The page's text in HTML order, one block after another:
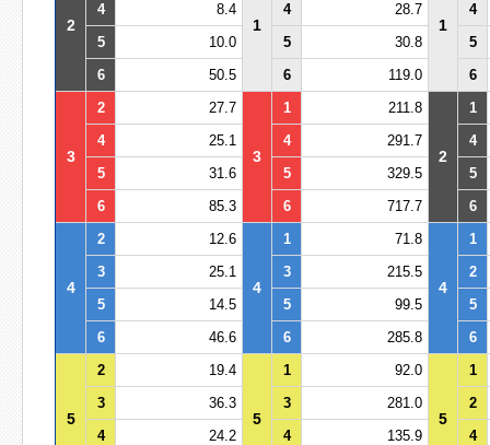
2 1 1
4
8.4 4 28.7
4
5
10.0 5 30.8
5
6
50.5 6 119.0 6
3
2 27.7
3
1 211.8
2
1
4
25.1 4 291.7
4
5
31.6 5 329.5
5
6
85.3 6 717.7 6
4
2 12.6
4
1 71.8
4
1
3
25.1 3 215.5
2
5
14.5 5 99.5
5
6
46.6 6 285.8 6
5
2 19.4
5
1 92.0
5
1
3
36.3 3 281.0
2
4
24.2 4 135.9
4